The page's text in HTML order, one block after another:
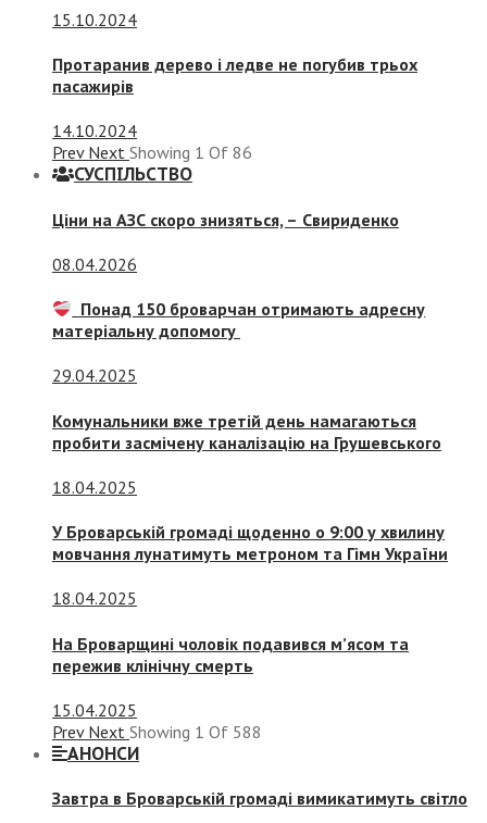
15.10.2024
Протаранив дерево і ледве не погубив трьох
пасажирів
14.10.2024
Prev Next Showing 1 Of 86
СУСПIЛЬСТВО
Ціни на АЗС скоро знизяться, – Свириденко
08.04.2026
Понад 150 броварчан отримають адресну
матеріальну допомогу
29.04.2025
Комунальники вже третій день намагаються
пробити засмічену каналізацію на Грушевського
18.04.2025
У Броварській громаді щоденно о 9:00 у хвилину
мовчання лунатимуть метроном та Гімн України
18.04.2025
На Броварщині чоловік подавився м’ясом та
пережив клінічну смерть
15.04.2025
Prev Next Showing 1 Of 588
АНОНСИ
Завтра в Броварській громаді вимикатимуть світло